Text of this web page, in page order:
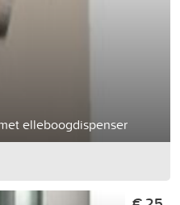
elleboogdispenser